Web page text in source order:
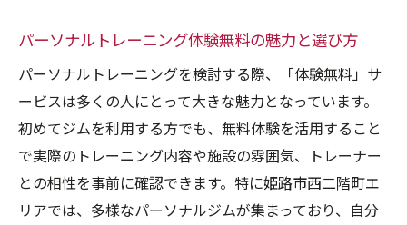
口コミで選ぶ体験無料パーソナルトレのポ
理想の体型を目指すなら体験無料から始めよう
パーソナルトレーニング体験無料で理想の
体型を実感
体験無料を活用したボディメイク成功の秘
訣
パーソナルトレーニング体験無料の魅力と選び方
パーソナルトレーニングを検討する際、「体験無料」サ
ービスは多くの人にとって大きな魅力となっています。
初めてジムを利用する方でも、無料体験を活用すること
で実際のトレーニング内容や施設の雰囲気、トレーナー
との相性を事前に確認できます。特に姫路市西二階町エ
リアでは、多様なパーソナルジムが集まっており、自分